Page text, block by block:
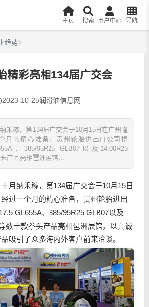
主页 搜索 用户中心 导航
趋势
精彩亮相134届广交会
2023-10-25润滑油信息网
禾稼，第134届广交会于10月15日在广州隆
月的精心准备，贵州轮胎进出口公司携
、385/95R25 GLB07以及14.00R25
产品亮相琶洲展馆...
纳禾稼，第134届广交会于10月15日
过一个月的精心准备，贵州轮胎进出
GL655A、385/95R25 GLB07以及
数十款拳头产品亮相琶洲展馆，以真诚
吸引了众多海内外客户前来洽谈。